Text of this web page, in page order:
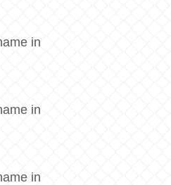
in
in
in